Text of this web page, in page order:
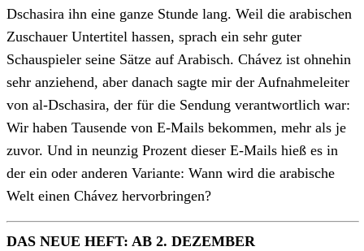
Dschasira ihn eine ganze Stunde lang. Weil die arabischen
Zuschauer Untertitel hassen, sprach ein sehr guter
Schauspieler seine Sätze auf Arabisch. Chávez ist ohnehin
sehr anziehend, aber danach sagte mir der Aufnahmeleiter
von al-Dschasira, der für die Sendung verantwortlich war:
Wir haben Tausende von E-Mails bekommen, mehr als je
zuvor. Und in neunzig Prozent dieser E-Mails hieß es in
der ein oder anderen Variante: Wann wird die arabische
Welt einen Chávez hervorbringen?
DAS NEUE HEFT: AB 2. DEZEMBER